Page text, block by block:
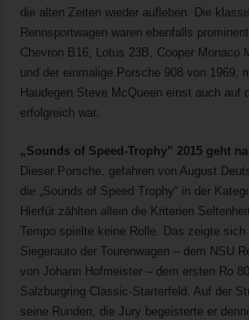
die alten Zeiten wieder aufleben. Die
Rennsportwagen waren ebenfalls
Chevron B16, Lotus 23B, Cooper Monaco
und der einmalige Porsche 908 von 1969,
Haudegen Steve McQueen einst auch auf
erfolgreich war.
„Sounds of Speed-Trophy” 2015 geht
Dieser Porsche, gefahren von August
die „Sounds of Speed Trophy“ in der
Hierfür zählten allein die Kriterien
Tempo spielte keine Rolle. Das zeigte
Siegerauto der Tourenwagen – dem NSU
von Johann Hofmeister – dem ersten Ro
Salzburgring Classic-Starterfeld. Auf der
seine Runden, die Jury begeisterte er